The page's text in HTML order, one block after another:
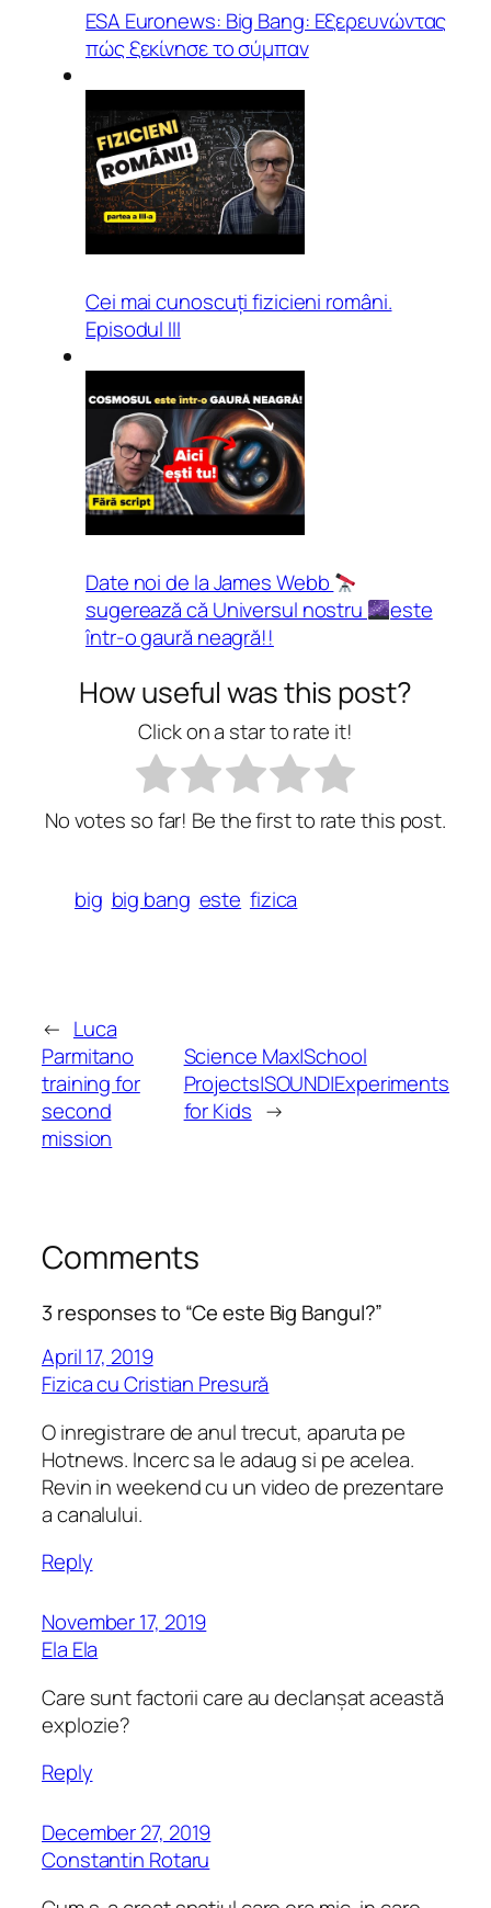
ESA Euronews: Big Bang: Εξερευνώντας
πώς ξεκίνησε το σύμπαν
Cei mai cunoscuți fizicieni români.
Episodul III
Date noi de la James Webb
sugerează că Universul nostru
este
într-o gaură neagră!!
How useful was this post?
Click on a star to rate it!
No votes so far! Be the first to rate this post.
big big bang este fizica
← Luca
Parmitano
training for
second
mission
Science Max|School
Projects|SOUND|Experiments
for Kids →
Comments
3 responses to “Ce este Big Bangul?”
April 17, 2019
Fizica cu Cristian Presură
O inregistrare de anul trecut, aparuta pe
Hotnews. Incerc sa le adaug si pe acelea.
Revin in weekend cu un video de prezentare
a canalului.
Reply
November 17, 2019
Ela Ela
Care sunt factorii care au declanșat această
explozie?
Reply
December 27, 2019
Constantin Rotaru